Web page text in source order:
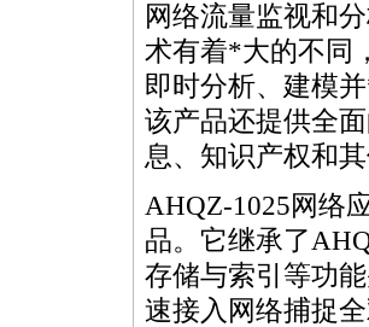
网络流量监视和
术有着*大的不同
即时分析、建模并
该产品还提供全
息、知识产权和
AHQZ-1025网络
品。它继承了
存储与索引等功
速接入网络捕捉